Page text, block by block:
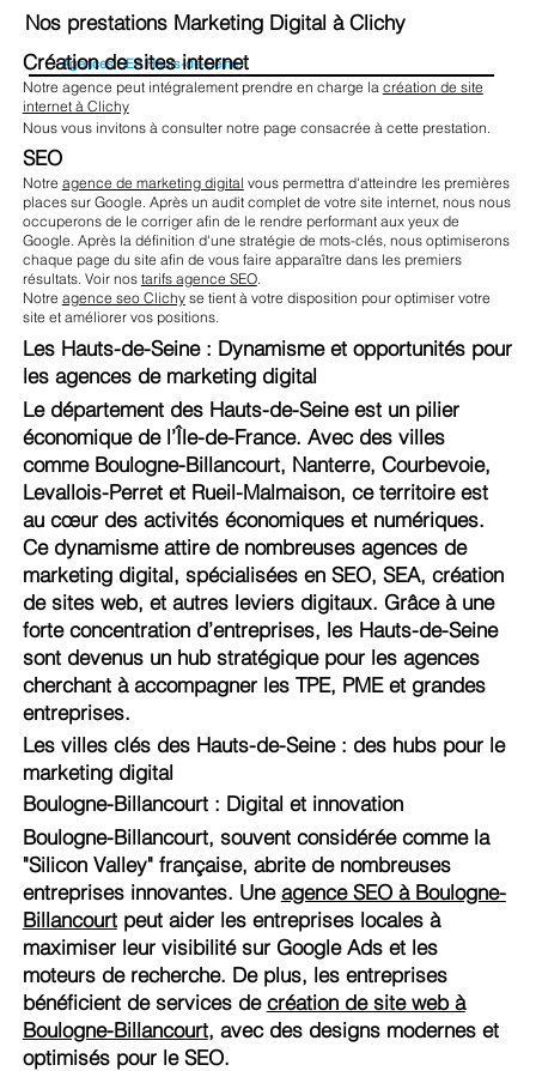
Agences SEA Hauts-de-Seine
Nos prestations Marketing Digital à Clichy
Création de sites internet
Notre agence peut intégralement prendre en charge la création de site
internet à Clichy
Nous vous invitons à consulter notre page consacrée à cette prestation.
SEO
Notre agence de marketing digital vous permettra d'atteindre les premières
places sur Google. Après un audit complet de votre site internet, nous nous
occuperons de le corriger afin de le rendre performant aux yeux de
Google. Après la définition d'une stratégie de mots-clés, nous optimiserons
chaque page du site afin de vous faire apparaître dans les premiers
résultats. Voir nos tarifs agence SEO.
Notre agence seo Clichyse tient à votre disposition pour optimiser votre
site et améliorer vos positions.
Les Hauts-de-Seine : Dynamisme et opportunités pour
les agences de marketing digital
Le département des Hauts-de-Seine est un pilier
économique de l’Île-de-France. Avec des villes
comme Boulogne-Billancourt, Nanterre, Courbevoie,
Levallois-Perret et Rueil-Malmaison, ce territoire est
au cœur des activités économiques et numériques.
Ce dynamisme attire de nombreuses agences de
marketing digital, spécialisées en SEO, SEA, création
de sites web, et autres leviers digitaux. Grâce à une
forte concentration d’entreprises, les Hauts-de-Seine
sont devenus un hub stratégique pour les agences
cherchant à accompagner les TPE, PME et grandes
entreprises.
Les villes clés des Hauts-de-Seine : des hubs pour le
marketing digital
Boulogne-Billancourt : Digital et innovation
Boulogne-Billancourt, souvent considérée comme la
"Silicon Valley" française, abrite de nombreuses
entreprises innovantes. Uneagence SEO à Boulogne-
Billancourtpeut aider les entreprises locales à
maximiser leur visibilité sur Google Ads et les
moteurs de recherche. De plus, les entreprises
bénéficient de services decréation de site web à
Boulogne-Billancourt, avec des designs modernes et
optimisés pour le SEO.